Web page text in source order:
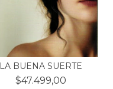
LA BUENA SUERTE
$47.499,00